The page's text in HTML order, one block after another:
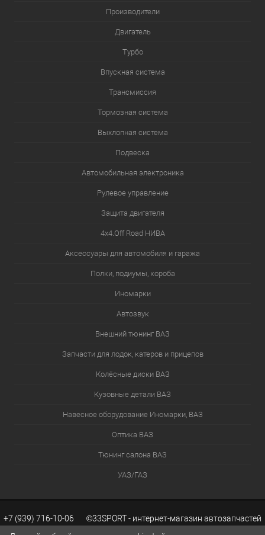
Производители
Двигатель
Турбо
Впускная система
Трансмиссия
Тормозная система
Выхлопная система
Подвеска
Автомобильная электроника
Рулевое управление
Защита двигателя
4х4.Off Road НИВА
Аксессуары для автомобиля и гаража
Полки, подиумы, короба
Иномарки
Автозвук
Внешний тюнинг ВАЗ
Запчасти для лодок, катеров и прицепов
Колёсные диски ВАЗ
Кузовные детали ВАЗ
Навесное оборудование Иномарки, ВАЗ
Оптика ВАЗ
Тюнинг салона ВАЗ
УАЗ/ГАЗ
+7 (939) 716-10-06 ©33SPORT - интернет-магазин автозапчастей